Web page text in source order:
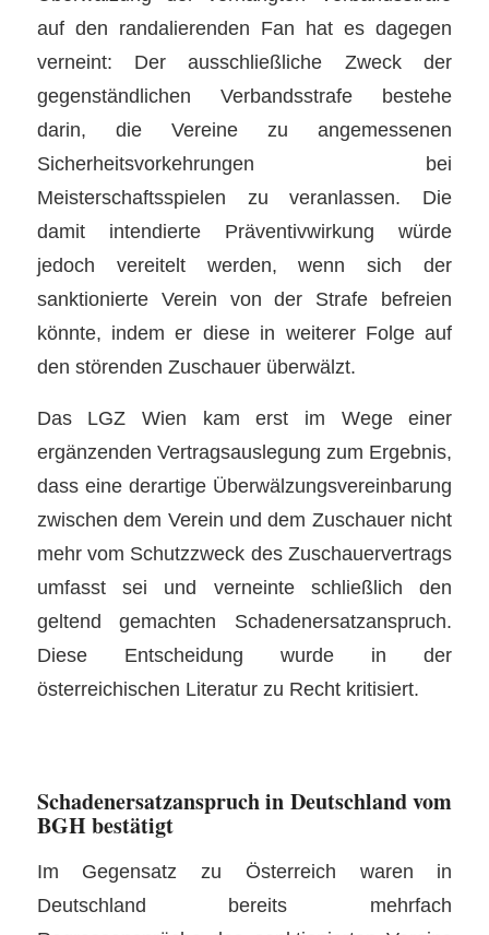
auf den randalierenden Fan hat es dagegen
verneint: Der ausschließliche Zweck der
gegenständlichen Verbandsstrafe bestehe
darin, die Vereine zu angemessenen
Sicherheitsvorkehrungen bei
Meisterschaftsspielen zu veranlassen. Die
damit intendierte Präventivwirkung würde
jedoch vereitelt werden, wenn sich der
sanktionierte Verein von der Strafe befreien
könnte, indem er diese in weiterer Folge auf
den störenden Zuschauer überwälzt.
Das LGZ Wien kam erst im Wege einer
ergänzenden Vertragsauslegung zum Ergebnis,
dass eine derartige Überwälzungsvereinbarung
zwischen dem Verein und dem Zuschauer nicht
mehr vom Schutzzweck des Zuschauervertrags
umfasst sei und verneinte schließlich den
geltend gemachten Schadenersatzanspruch.
Diese Entscheidung wurde in der
österreichischen Literatur zu Recht kritisiert.
Schadenersatzanspruch in Deutschland vom
BGH bestätigt
Im Gegensatz zu Österreich waren in
Deutschland bereits mehrfach